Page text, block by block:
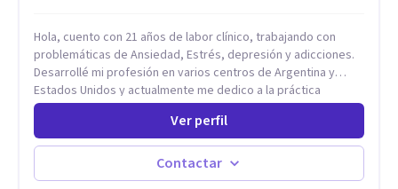
Hola, cuento con 21 años de labor clínico, trabajando con
problemáticas de Ansiedad, Estrés, depresión y adicciones.
Desarrollé mi profesión en varios centros de Argentina y
Estados Unidos y actualmente me dedico a la práctica
privada. Utilizo terapias cognitivas conductuales basadas en
evidencia científica con comprobados resultados. Los
objetivos terapéuticos están centrados en brindar
herramientas concretas para el cambio, que permitan
desarrollar nuevas habilidades y estrategias basadas en la
Ver perfil
Contactar